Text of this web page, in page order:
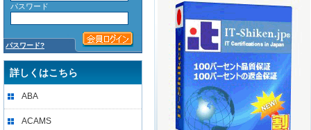
パスワード
パスワード?
詳しくはこちら
ABA
ACAMS